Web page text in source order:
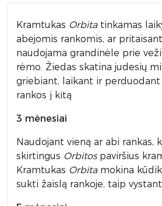
Kramtukas Orbitatinkamas
abejomis rankomis, ar
naudojama grandinėle prie
rėmo. Žiedas skatina judesių
griebiant, laikant ir perduodant
rankos į kitą
3 mėnesiai
Naudojant vieną ar abi rankas,
skirtingus Orbitospaviršius
Kramtukas Orbitamokina
sukti žaislą rankoje, taip vystant